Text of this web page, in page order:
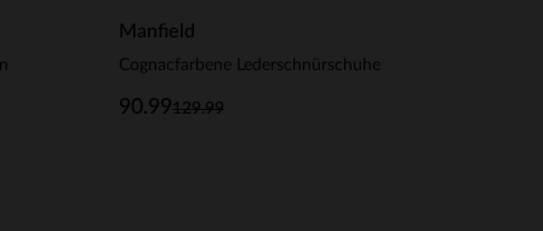
Manfield
Cognacfarbene Lederschnürschuhe
129.99
90.99